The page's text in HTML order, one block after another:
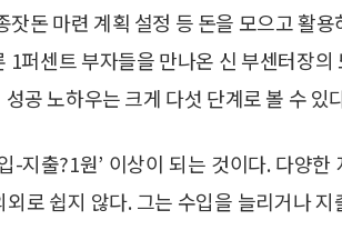
잣돈 마련 계획 설정 등 돈을 모으고 활
1퍼센트 부자들을 만나온 신 부센터장
공 노하우는 크게 다섯 단계로 볼 수 있
-지출?1원’ 이상이 되는 것이다. 다양
로 쉽지 않다. 그는 수입을 늘리거나